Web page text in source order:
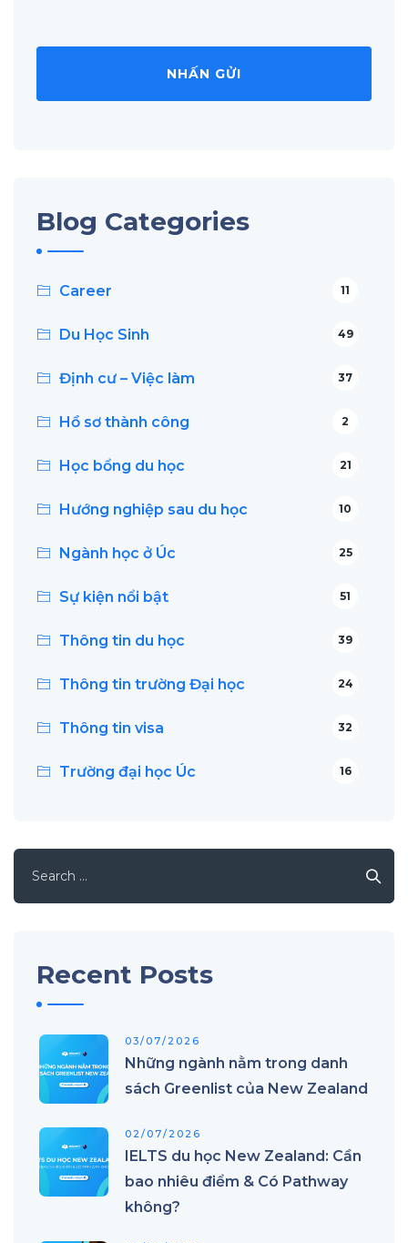
Blog Categories
Career 11
Du Học Sinh 49
Định cư – Việc làm 37
Hồ sơ thành công 2
Học bổng du học 21
Hướng nghiệp sau du học 10
Ngành học ở Úc 25
Sự kiện nổi bật 51
Thông tin du học 39
Thông tin trường Đại học 24
Thông tin visa 32
Trường đại học Úc 16
for:
Recent Posts
03/07/2026
Những ngành nằm trong danh
sách Greenlist của New Zealand
02/07/2026
IELTS du học New Zealand: Cần
bao nhiêu điểm & Có Pathway
không?